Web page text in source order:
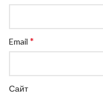
Email *
Сайт